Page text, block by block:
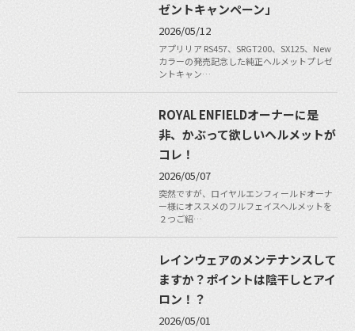
ゼントキャンペーン」
2026/05/12
アプリリア RS457、SRGT200、SX125、New
カラーの発売記念した純正ヘルメットプレゼ
ントキャン…
ROYAL ENFIELDオーナーに是
非、かぶって欲しいヘルメットが
コレ！
2026/05/07
突然ですが、ロイヤルエンフィールドオーナ
ー様にオススメのフルフェイスヘルメットを
２つご紹…
レインウェアのメンテナンスして
ますか？ポイントは陰干しとアイ
ロン！？
2026/05/01